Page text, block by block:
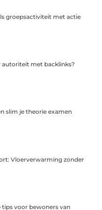
groepsactiviteit met actie
autoriteit met backlinks?
slim je theorie examen
Vloerverwarming zonder
tips voor bewoners van